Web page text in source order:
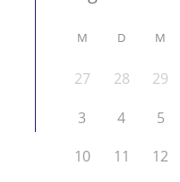
M D M
27 28 29
3
4 5
10 11 12